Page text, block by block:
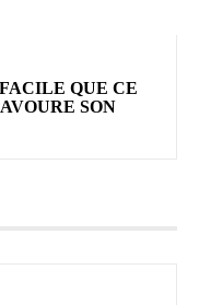
QUE CE
SON